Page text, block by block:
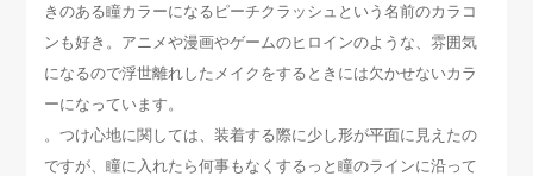
きのある瞳カラーになるピーチクラッシュという名前のカラコ
ンも好き。アニメや漫画やゲームのヒロインのような、雰囲気
になるので浮世離れしたメイクをするときには欠かせないカラ
ーになっています。
。つけ心地に関しては、装着する際に少し形が平面に見えたの
ですが、瞳に入れたら何事もなくするっと瞳のラインに沿って